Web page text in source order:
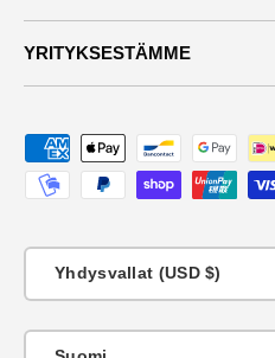
YRITYKSESTÄMME
Maksutavat
Yhdysvallat (USD $)